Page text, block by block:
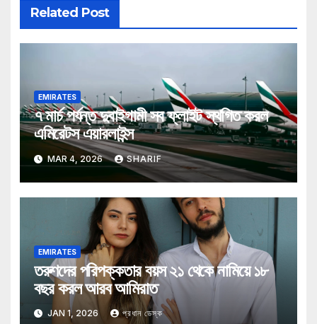
Related Post
EMIRATES
৭ মার্চ পর্যন্ত দুবাইগামী সব ফ্লাইট স্থগিত করল
এমিরেটস এয়ারলাইন্স
MAR 4, 2026 SHARIF
EMIRATES
তরুণদের পরিপক্কতার বয়স ২১ থেকে নামিয়ে ১৮
বছর করল আরব আমিরাত
JAN 1, 2026 প্রধান ডেস্ক